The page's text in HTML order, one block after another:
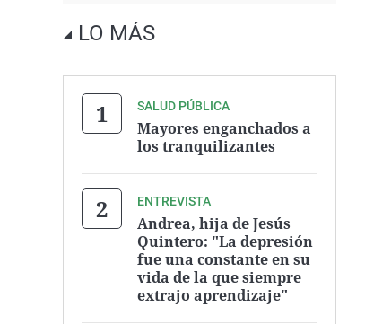
LO MÁS
SALUD PÚBLICA
Mayores enganchados a
los tranquilizantes
ENTREVISTA
Andrea, hija de Jesús
Quintero: "La depresión
fue una constante en su
vida de la que siempre
extrajo aprendizaje"